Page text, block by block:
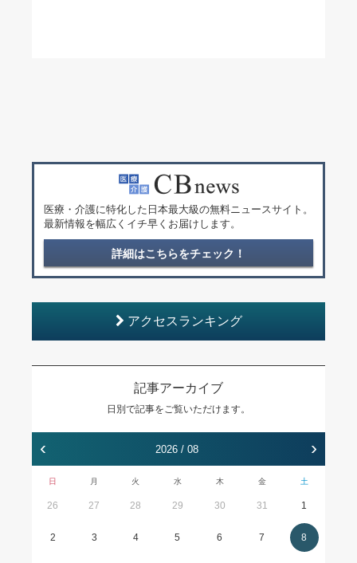
医療・介護に特化した日本最大級の無料ニュースサイト。
最新情報を幅広くイチ早くお届けします。
詳細はこちらをチェック！
アクセスランキング
記事アーカイブ
日別で記事をご覧いただけます。
‹ 2026 / 08 ›
日 月 火 水 木 金 土
26 27 28 29 30 31 1
2 3 4 5 6 7 8